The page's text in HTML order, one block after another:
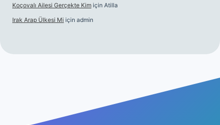
Koçovalı Ailesi Gerçekte Kim için Atilla
Irak Arap Ülkesi Mi için admin